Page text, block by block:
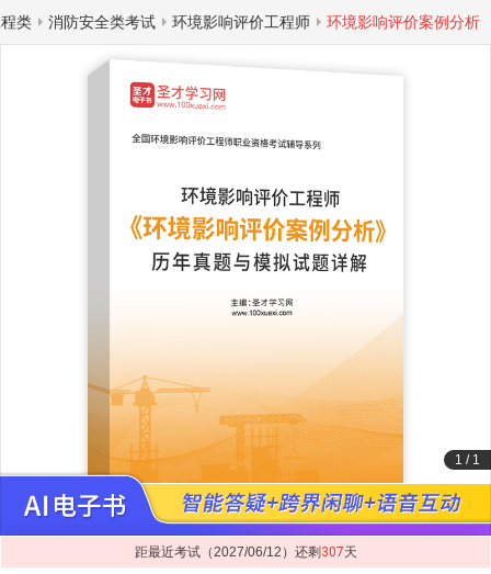
类 消防安全类考试 环境影响评价工程师 环境影响评价案例分析
1 / 1
距最近考试（2027/06/12）还剩 307天